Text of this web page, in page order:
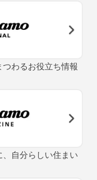
わるお役立ち情報
、自分らしい住まい